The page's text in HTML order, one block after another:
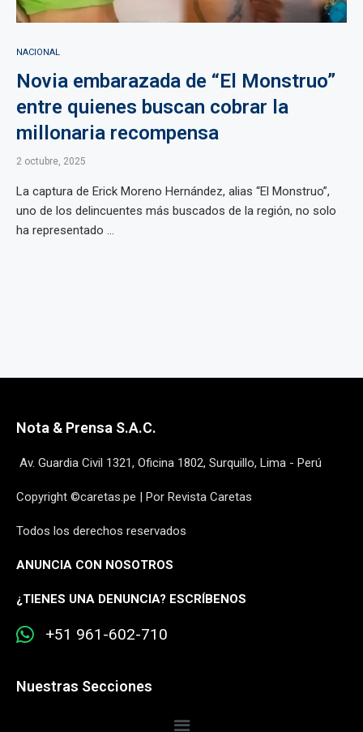
NACIONAL
Novia embarazada de “El Monstruo”
entre quienes buscan cobrar la
millonaria recompensa
2 octubre, 2025
La captura de Erick Moreno Hernández, alias “El Monstruo”,
uno de los delincuentes más buscados de la región, no solo
ha representado ...
Nota & Prensa S.A.C.
Av. Guardia Civil 1321, Oficina 1802, Surquillo, Lima - Perú
Copyright ©caretas.pe | Por Revista Caretas
Todos los derechos reservados
ANUNCIA CON NOSOTROS
¿TIENES UNA DENUNCIA? ESCRÍBENOS
+51 961-602-710
Nuestras Secciones